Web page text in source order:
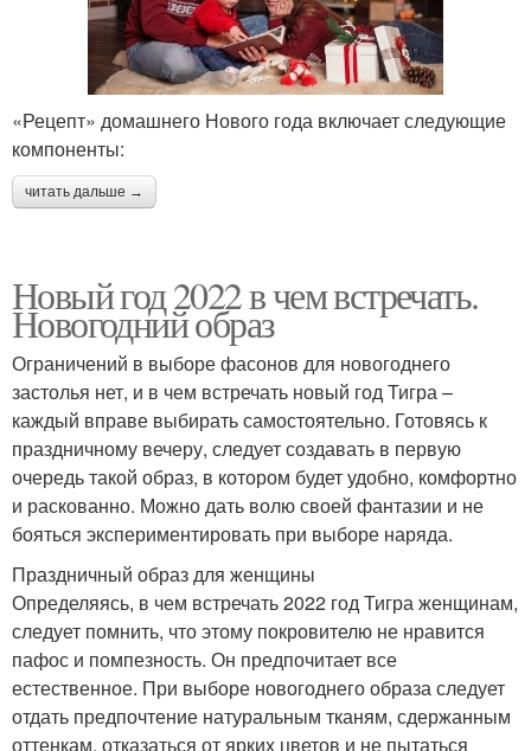
«Рецепт» домашнего Нового года включает следующие
компоненты:
читать дальше →
Новый год 2022 в чем встречать.
Новогодний образ
Ограничений в выборе фасонов для новогоднего
застолья нет, и в чем встречать новый год Тигра –
каждый вправе выбирать самостоятельно. Готовясь к
праздничному вечеру, следует создавать в первую
очередь такой образ, в котором будет удобно, комфортно
и раскованно. Можно дать волю своей фантазии и не
бояться экспериментировать при выборе наряда.
Праздничный образ для женщины
Определяясь, в чем встречать 2022 год Тигра женщинам,
следует помнить, что этому покровителю не нравится
пафос и помпезность. Он предпочитает все
естественное. При выборе новогоднего образа следует
отдать предпочтение натуральным тканям, сдержанным
оттенкам, отказаться от ярких цветов и не пытаться